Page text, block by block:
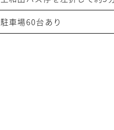
駐車場60台あり